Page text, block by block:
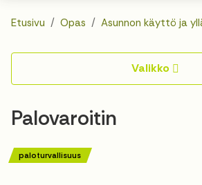
Asuminen
Etusivu Opas Asunnon käyttö ja
Valikko
Palovaroitin
paloturvallisuus